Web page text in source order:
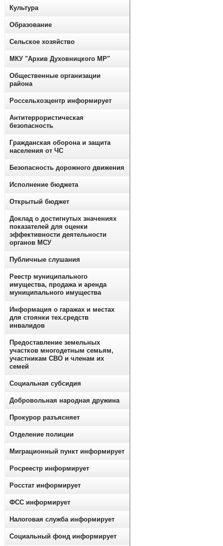
Культура
Образование
Сельское хозяйство
МКУ "Архив Духовницкого МР"
Общественные организации
района
Россельхозцентр информирует
Антитеррористическая
безопасность
Гражданская оборона и защита
населения от ЧС
Безопасность дорожного движения
Исполнение бюджета
Открытый бюджет
Доклад о достигнутых значениях
показателей для оценки
эффективности деятельности
органов МСУ
Публичные слушания
Реестр муниципального
имущества, продажа и аренда
муниципального имущества
Информация о гаражах и местах
для стоянки тех.средств
инвалидов
Предоставление земельных
участков многодетным семьям,
участникам СВО и членам их
семей
Социальная субсидия
Добровольная народная дружина
Прокурор разъясняет
Отделение полиции
Миграционный пункт информирует
Росреестр информирует
Росстат информирует
ФСС информирует
Налоговая служба информирует
Социальный фонд информирует